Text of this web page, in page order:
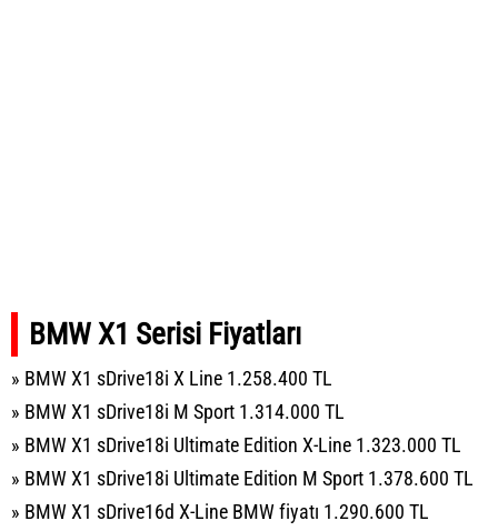
BMW X1 Serisi Fiyatları
» BMW X1 sDrive18i X Line 1.258.400 TL
» BMW X1 sDrive18i M Sport 1.314.000 TL
» BMW X1 sDrive18i Ultimate Edition X-Line 1.323.000 TL
» BMW X1 sDrive18i Ultimate Edition M Sport 1.378.600 TL
» BMW X1 sDrive16d X-Line BMW fiyatı 1.290.600 TL